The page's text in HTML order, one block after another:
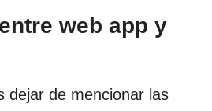
web app y
dejar de mencionar las